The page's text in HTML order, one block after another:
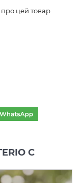
про цей товар
C